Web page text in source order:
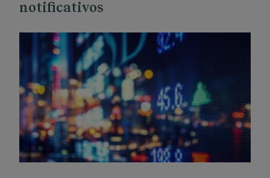
notificativos